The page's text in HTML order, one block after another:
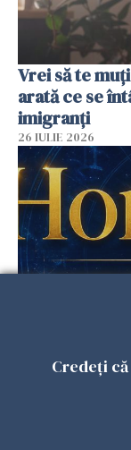
Vrei să te
arată ce se
imigranți
26 IULIE 2026
Horoscop 27
săptămânii.
neașteptate
Credeți că